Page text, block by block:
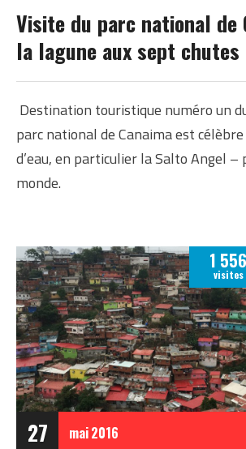
VENEZUELA
Visite du parc national de
la lagune aux sept
Destination touristique numéro un
parc national de Canaima est
d’eau, en particulier la Salto Angel –
monde.
27 mai2016
1 556
visites